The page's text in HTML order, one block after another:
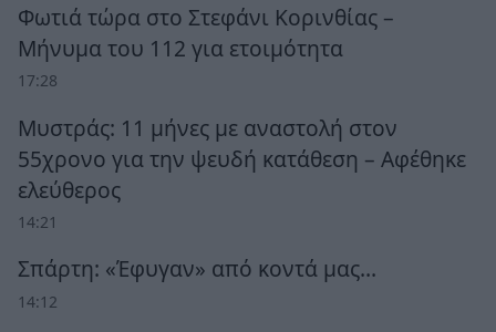
Φωτιά τώρα στο Στεφάνι Κορινθίας –
Μήνυμα του 112 για ετοιμότητα
17:28
Μυστράς: 11 μήνες με αναστολή στον
55χρονο για την ψευδή κατάθεση – Αφέθηκε
ελεύθερος
14:21
Σπάρτη: «Έφυγαν» από κοντά μας…
14:12